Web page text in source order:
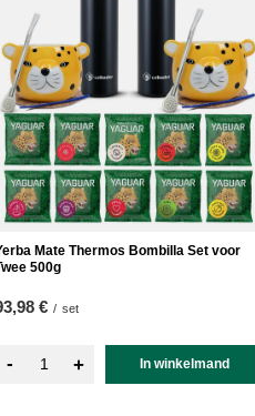
Mate Thermos Bombilla Set voor
500g
€ / set
- + In winkelmand